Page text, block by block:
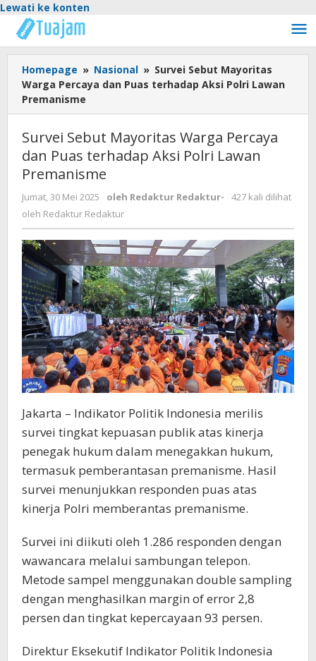
Lewati ke konten
Homepage » Nasional » Survei Sebut Mayoritas
Warga Percaya dan Puas terhadap Aksi Polri Lawan
Premanisme
Survei Sebut Mayoritas Warga Percaya
dan Puas terhadap Aksi Polri Lawan
Premanisme
Jumat, 30 Mei 2025 oleh Redaktur Redaktur-
427 kali dilihat
oleh Redaktur Redaktur
Jakarta – Indikator Politik Indonesia merilis
survei tingkat kepuasan publik atas kinerja
penegak hukum dalam menegakkan hukum,
termasuk pemberantasan premanisme. Hasil
survei menunjukkan responden puas atas
kinerja Polri memberantas premanisme.
Survei ini diikuti oleh 1.286 responden dengan
wawancara melalui sambungan telepon.
Metode sampel menggunakan double sampling
dengan menghasilkan margin of error 2,8
persen dan tingkat kepercayaan 93 persen.
Direktur Eksekutif Indikator Politik Indonesia